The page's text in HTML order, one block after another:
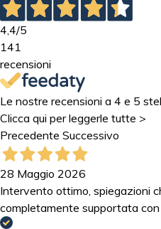
4,4/5
141
recensioni
Le nostre recensioni a 4 e 5
Clicca qui per leggerle tutte >
Precedente Successivo
28 Maggio 2026
Intervento ottimo, spiegazioni
completamente supportata con